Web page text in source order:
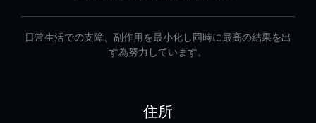
日常生活での支障、副作用を最小化し同時に最高の結果を出
す為努力しています。
住所